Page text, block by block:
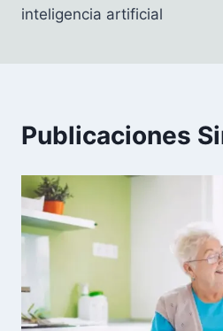
inteligencia artificial
Publicaciones